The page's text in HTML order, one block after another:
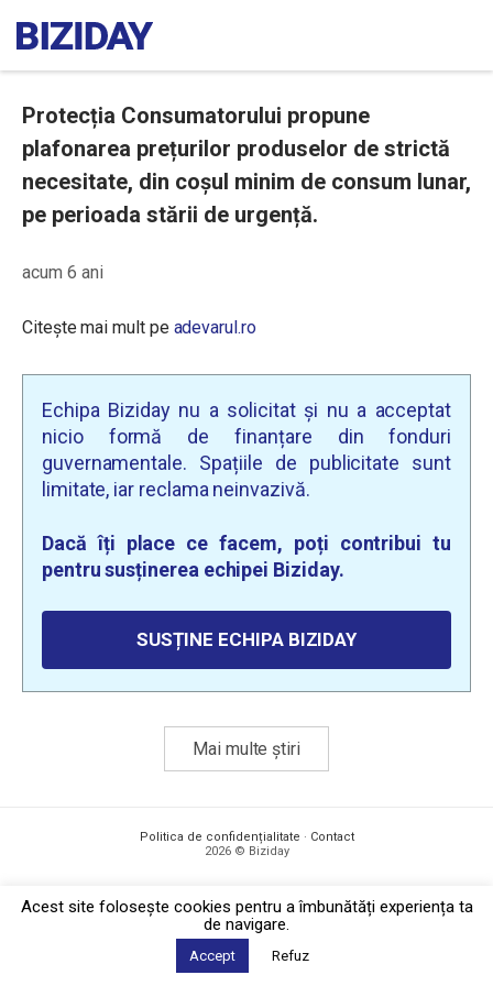
Protecția Consumatorului propune
plafonarea prețurilor produselor de strictă
necesitate, din coșul minim de consum lunar,
pe perioada stării de urgență.
acum 6 ani
Citește mai mult pe adevarul.ro
Echipa Biziday nu a solicitat și nu a acceptat
nicio formă de finanțare din fonduri
guvernamentale. Spațiile de publicitate sunt
limitate, iar reclama neinvazivă.
Dacă îți place ce facem, poți contribui tu
pentru susținerea echipei Biziday.
SUSȚINE ECHIPA BIZIDAY
Mai multe știri
Politica de confidențialitate · Contact
2026 © Biziday
Acest site foloseşte cookies pentru a îmbunătăți experiența ta
de navigare.
Accept Refuz